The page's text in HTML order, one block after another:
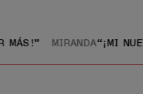
MIRANDA“¡MI NUEVO